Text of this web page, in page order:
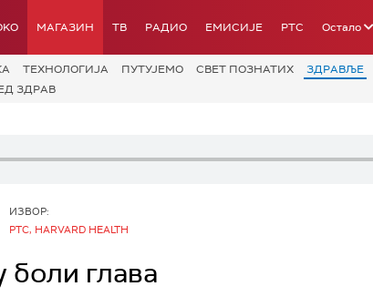
МАГАЗИН ТВ РАДИО ЕМИСИЈЕ РТС Остало
ТЕХНОЛОГИЈA ПУТУЈЕМО СВЕТ ПОЗНАТИХ ЗДРАВЉЕ
ЗДРАВ
ИЗВОР:
РТС, HARVARD HEALTH
боли глава